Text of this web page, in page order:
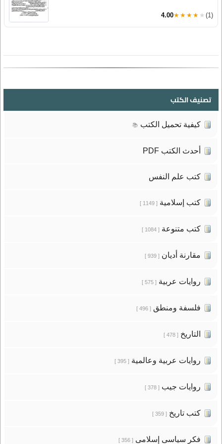
4.00★★★★★ (1)
تصنيف الكتب
كيفية تحميل الكتب 📚
أحدث الكتب PDF
كتب علم النفس
كتب إسلامية[ 1149 ]
كتب متنوعة[ 1084 ]
مقارنة أديان[ 939 ]
روايات عربية[ 575 ]
فلسفة ومنطق[ 496 ]
التاريخ[ 478 ]
روايات عربية وعالمية[ 395 ]
روايات جيب[ 378 ]
كتب تاريخ[ 359 ]
فكر سياسى إسلامى[ 356 ]